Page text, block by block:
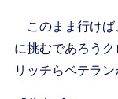
このまま行けば
に挑むであろう
リッチらベテラ